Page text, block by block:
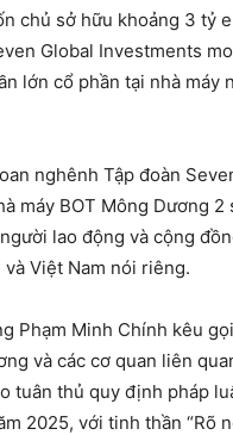
chủ sở hữu khoảng 3 tỷ
Global Investments
lớn cổ phần tại nhà máy
nghênh Tập đoàn
máy BOT Mông Dương
lao động và cộng
Việt Nam nói riêng.
Phạm Minh Chính kêu
và các cơ quan liên
tuân thủ quy định pháp
2025, với tinh thần “Rõ